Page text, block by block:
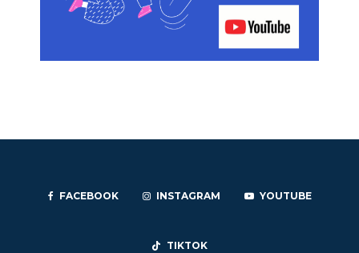
FACEBOOK INSTAGRAM YOUTUBE
TIKTOK